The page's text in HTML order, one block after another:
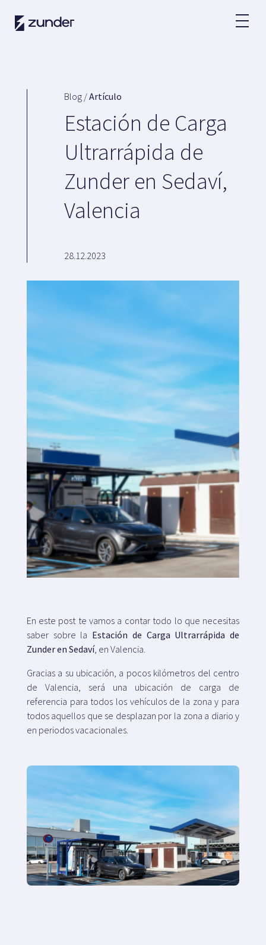
ES
App de Zunder
Grandes cuentas
Acuerdos
Beneficios
Buscamos ubicaciones
¿Qué buscamos?
¿Qué ofrecemos?
Proponer ubicación
Mapa
Blog
Atención al cliente
+34 979 300 500
Blog /Artículo
Estación de Carga
Ultrarrápida de
Zunder en Sedaví,
Valencia
28.12.2023
En este post te vamos a contar todo lo que necesitas
saber sobre la Estación de Carga Ultrarrápida de
Zunder en Sedaví, en Valencia.
Gracias a su ubicación, a pocos kilómetros del centro
de Valencia, será una ubicación de carga de
referencia para todos los vehículos de la zona y para
todos aquellos que se desplazan por la zona a diario y
en periodos vacacionales.